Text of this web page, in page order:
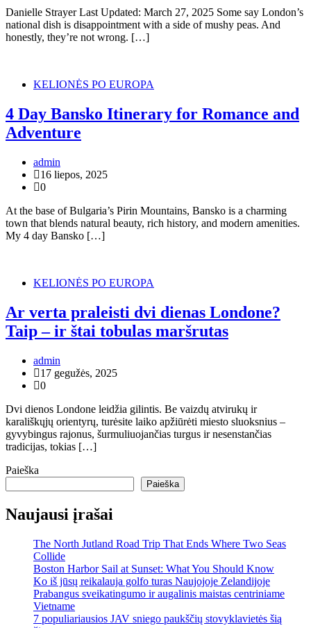
Danielle Strayer Last Updated: March 27, 2025 Some say London’s
national dish is disappointment with a side of mushy peas. And
honestly, they’re not wrong. […]
KELIONĖS PO EUROPA
4 Day Bansko Itinerary for Romance and
Adventure
admin
16 liepos, 2025
0
At the base of Bulgaria’s Pirin Mountains, Bansko is a charming
town that blends natural beauty, rich history, and modern amenities.
My 4 day Bansko […]
KELIONĖS PO EUROPA
Ar verta praleisti dvi dienas Londone?
Taip – ir štai tobulas maršrutas
admin
17 gegužės, 2025
0
Dvi dienos Londone leidžia gilintis. Be vaizdų atvirukų ir
karališkųjų orientyrų, turėsite laiko apžiūrėti miesto sluoksnius –
gyvybingus rajonus, šurmuliuojančias turgus ir nesenstančias
tradicijas, tokias […]
Paieška
Paieška
Naujausi įrašai
The North Jutland Road Trip That Ends Where Two Seas
Collide
Boston Harbor Sail at Sunset: What You Should Know
Ko iš jūsų reikalauja golfo turas Naujojoje Zelandijoje
Prabangus sveikatingumo ir augalinis maistas centriniame
Vietname
7 populiariausios JAV sniego paukščių stovyklavietės šią